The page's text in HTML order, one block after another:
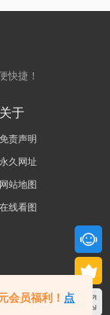
快捷！
关于
免责声明
永久网址
网站地图
在线看图
会员福利！ 点